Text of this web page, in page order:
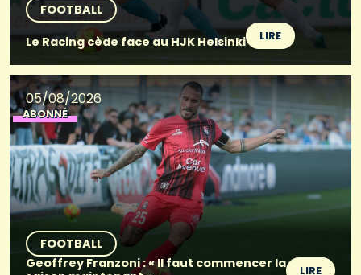
FOOTBALL
Le Racing cède face au HJK Helsinki
LIRE
05/08/2026
ABONNÉ
FOOTBALL
Geoffrey Franzoni : « Il faut commencer la
LIRE